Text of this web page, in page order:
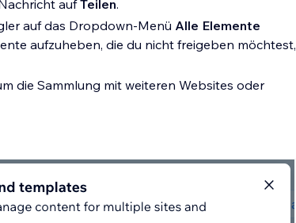
aufTeilen.
auf das Dropdown-Menü Alle Elemente
aufzuheben, die du nicht freigeben möchtest,
die Sammlung mit weiteren Websites oder